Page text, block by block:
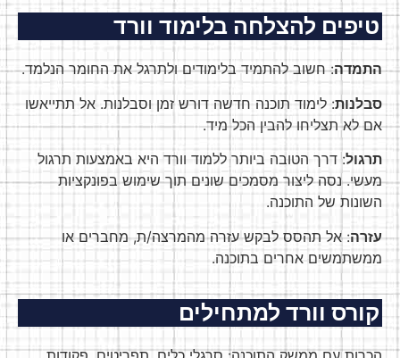
טיפים להצלחה בלימוד וורד
התמדה: חשוב להתמיד בלימודים ולתרגל את החומר הנלמד.
סבלנות: לימוד תוכנה חדשה דורש זמן וסבלנות. אל תתייאשו
אם לא תצליחו להבין הכל מיד.
תרגול: דרך הטובה ביותר ללמוד וורד היא באמצעות תרגול
מעשי. נסה ליצור מסמכים שונים תוך שימוש בפונקציות
השונות של התוכנה.
עזרה: אל תהסס לבקש עזרה מהמרצה/ת, מחברים או
ממשתמשים אחרים בתוכנה.
קורס וורד למתחילים